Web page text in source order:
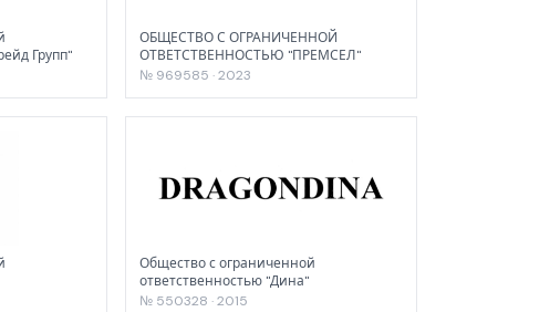
Групп"
ОБЩЕСТВО С ОГРАНИЧЕННОЙ
ОТВЕТСТВЕННОСТЬЮ "ПРЕМСЕЛ"
№ 969585 · 2023
Общество с ограниченной
ответственностью "Дина"
№ 550328 · 2015